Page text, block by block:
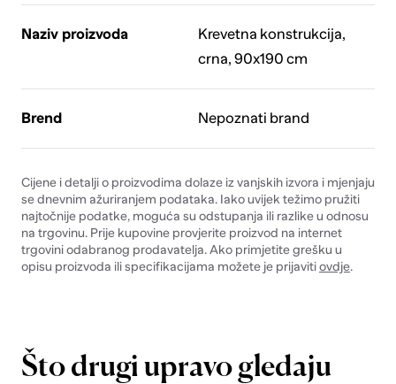
Naziv proizvoda
Krevetna konstrukcija,
crna, 90x190 cm
Brend Nepoznati brand
Cijene i detalji o proizvodima dolaze iz vanjskih izvora i mjenjaju
se dnevnim ažuriranjem podataka. Iako uvijek težimo pružiti
najtočnije podatke, moguća su odstupanja ili razlike u odnosu
na trgovinu. Prije kupovine provjerite proizvod na internet
trgovini odabranog prodavatelja. Ako primjetite grešku u
opisu proizvoda ili specifikacijama možete je prijavitiovdje.
Što drugi upravo gledaju